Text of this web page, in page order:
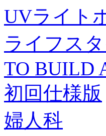
UVライト
ライフス
TO BUILD
初回仕様版
婦人科